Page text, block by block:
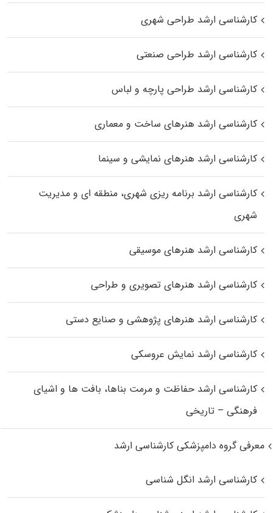
کارشناسی ارشد طراحی شهری
کارشناسی ارشد طراحی صنعتی
کارشناسی ارشد طراحی پارچه و لباس
کارشناسی ارشد هنرهای ساخت و معماری
کارشناسی ارشد هنرهای نمایشی و سینما
کارشناسی ارشد برنامه ریزی شهری، منطقه‌ ای و مدیریت
شهری
کارشناسی ارشد هنرهای موسیقی
کارشناسی ارشد هنرهای تصویری و طراحی
کارشناسی ارشد هنرهای پژوهشی و صنایع دستی
کارشناسی ارشد نمایش عروسکی
کارشناسی ارشد حفاظت و مرمت بناها، بافت‌ ها و اشیای
فرهنگی – تاریخی
معرفی گروه دامپزشکی کارشناسی ارشد
کارشناسی ارشد انگل شناسی